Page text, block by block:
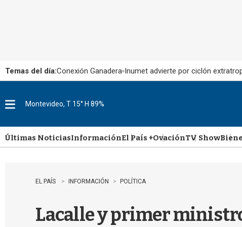
Temas del día:Conexión Ganadera Inumet advierte por ciclón
u
Montevideo, T 15° H 89%
Últimas NoticiasInformaciónEl País +OvaciónTV Show
EL PAÍS INFORMACIÓN POLÍTICA
Lacalle y primer